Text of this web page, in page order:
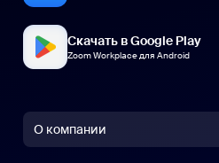
Скачать в Google Play
Zoom Workplace для Android
О компании